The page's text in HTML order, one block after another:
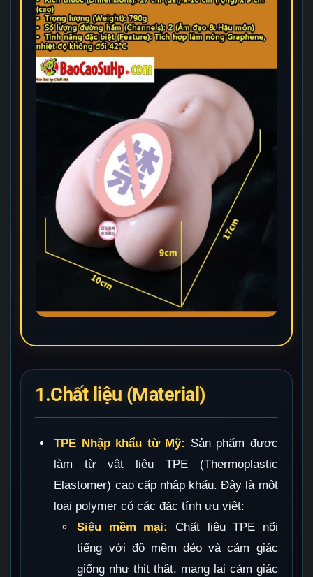
1.Chất liệu (Material)
TPE Nhập khẩu từ Mỹ: Sản phẩm được
làm từ vật liệu TPE (Thermoplastic
Elastomer) cao cấp nhập khẩu. Đây là một
loại polymer có các đặc tính ưu việt:
Siêu mềm mại:
Chất liệu TPE nổi
tiếng với độ mềm dẻo và cảm giác
giống như thịt thật, mang lại cảm giác